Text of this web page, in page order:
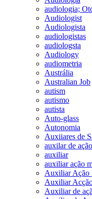
audiologia;
Audiologist
Audiologista
audiologistas
audiologsta
Audiology
audiometria
Austrália
Australian Job
autism
autismo
autista
Auto-glass
Autonomia
Auxiiares de
auxilar de
auxiliar
auxiliar ação
Auxiliar Ação
Auxiliar
Auxiliar de